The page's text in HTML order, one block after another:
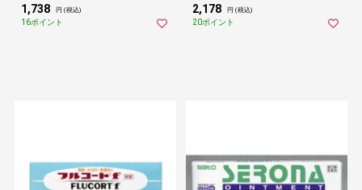
1,738 円 (税込)
16ポイント
2,178 円 (税込)
20ポイント